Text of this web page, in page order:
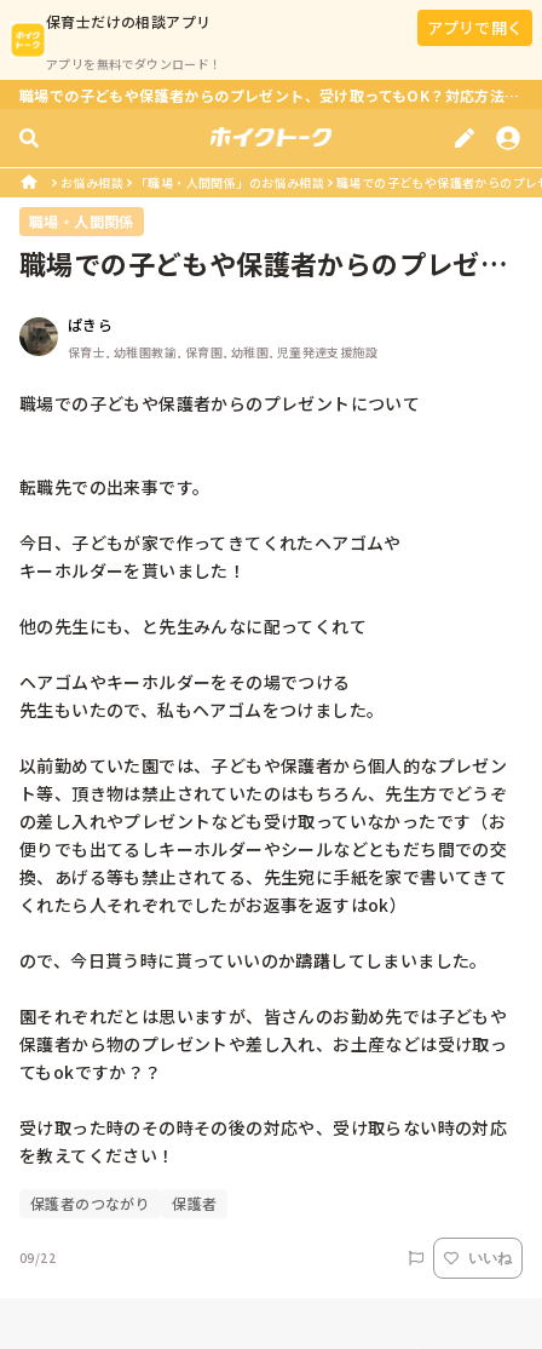
保育士だけの相談アプリ
アプリを無料でダウンロード！
アプリで開く
職場での子どもや保護者からのプレゼント、受け取ってもOK？対応方法は？
お悩み相談 「職場・人間関係」のお悩み相談 職場での子どもや保護者からのプ
職場・人間関係
職場での子どもや保護者からのプレゼン
ぱきら
保育士, 幼稚園教諭, 保育園, 幼稚園, 児童発達支援施設
職場での子どもや保護者からのプレゼントについて
転職先での出来事です。
今日、子どもが家で作ってきてくれたヘアゴムや
キーホルダーを貰いました！
他の先生にも、と先生みんなに配ってくれて
ヘアゴムやキーホルダーをその場でつける
先生もいたので、私もヘアゴムをつけました。
以前勤めていた園では、子どもや保護者から個人的なプレゼン
ト等、頂き物は禁止されていたのはもちろん、先生方でどうぞ
の差し入れやプレゼントなども受け取っていなかったです（お
便りでも出てるしキーホルダーやシールなどともだち間での交
換、あげる等も禁止されてる、先生宛に手紙を家で書いてきて
くれたら人それぞれでしたがお返事を返すはok）
ので、今日貰う時に貰っていいのか躊躇してしまいました。
園それぞれだとは思いますが、皆さんのお勤め先では子どもや
保護者から物のプレゼントや差し入れ、お土産などは受け取っ
てもokですか？？
受け取った時のその時その後の対応や、受け取らない時の対応
を教えてください！
保護者のつながり 保護者
09/22 いいね